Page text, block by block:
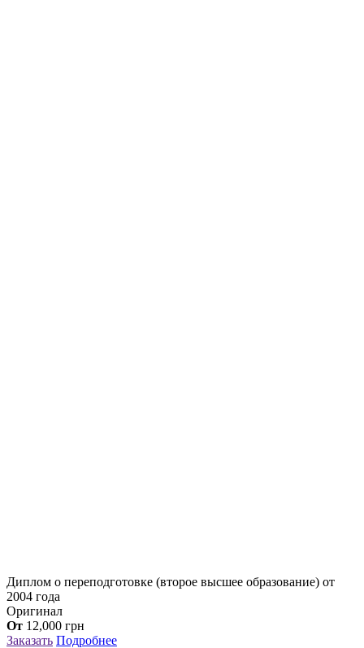
Диплом о переподготовке (второе высшее образование) от
2004 года
Оригинал
От 12,000 грн
Заказать Подробнее